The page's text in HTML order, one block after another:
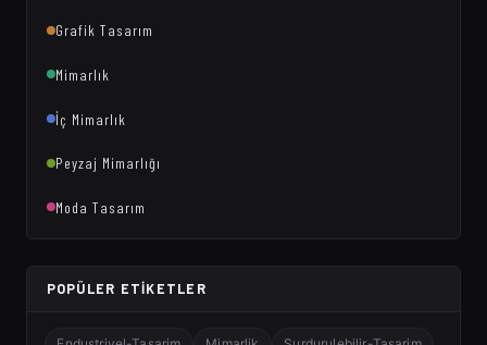
Grafik Tasarım
Mimarlık
İç Mimarlık
Peyzaj Mimarlığı
Moda Tasarım
POPÜLER ETIKETLER